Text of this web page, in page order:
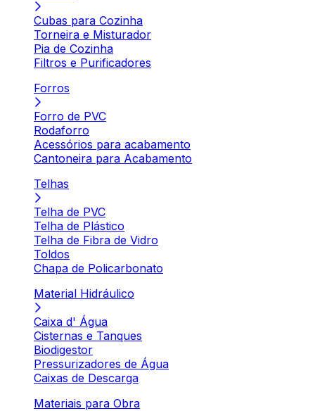
Cubas para Cozinha
Torneira e Misturador
Pia de Cozinha
Filtros e Purificadores
Forros
Forro de PVC
Rodaforro
Acessórios para acabamento
Cantoneira para Acabamento
Telhas
Telha de PVC
Telha de Plástico
Telha de Fibra de Vidro
Toldos
Chapa de Policarbonato
Material Hidráulico
Caixa d' Água
Cisternas e Tanques
Biodigestor
Pressurizadores de Água
Caixas de Descarga
Materiais para Obra